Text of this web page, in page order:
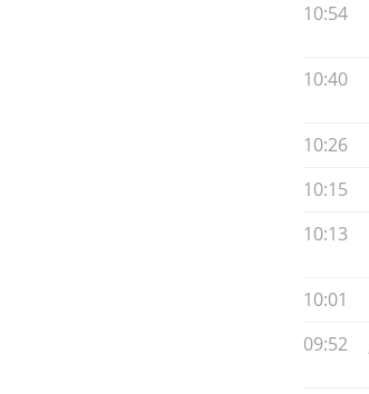
10:54
10:40
10:26
10:15
10:13
10:01
09:52